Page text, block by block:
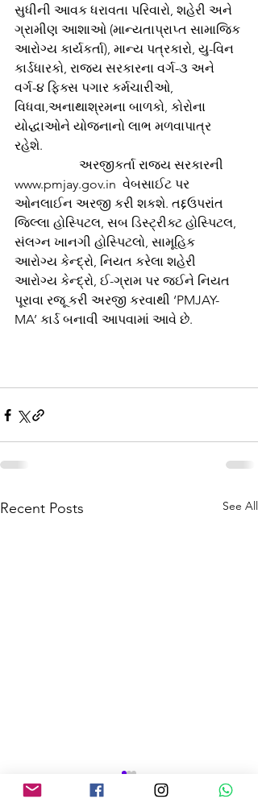
સુધીની આવક ધરાવતા પરિવારો, શહેરી અને
ગ્રામીણ આશાઓ (માન્યતાપ્રાપ્ત સામાજિક
આરોગ્ય કાર્યકર્તા), માન્ય પત્રકારો, યુ-વિન
કાર્ડધારકો, રાજ્ય સરકારના વર્ગ-૩ અને
વર્ગ-૪ ફિક્સ પગાર કર્મચારીઓ,
વિધવા,અનાથાશ્રમના બાળકો, કોરોના
યોદ્ધાઓને યોજનાનો લાભ મળવાપાત્ર
રહેશે.
www.pmjay.gov.in  વેબસાઈટ પર
ઓનલાઈન અરજી કરી શકશે. તદ્દઉપરાંત
જિલ્લા હોસ્પિટલ, સબ ડિસ્ટ્રીક્ટ હોસ્પિટલ,
સંલગ્ન ખાનગી હોસ્પિટલો, સામૂહિક
આરોગ્ય કેન્દ્રો, નિયત કરેલા શહેરી
આરોગ્ય કેન્દ્રો, ઈ-ગ્રામ પર જઈને નિયત
પૂરાવા રજૂ કરી અરજી કરવાથી ‘PMJAY-
MA’ કાર્ડ બનાવી આપવામાં આવે છે.
Recent Posts See All